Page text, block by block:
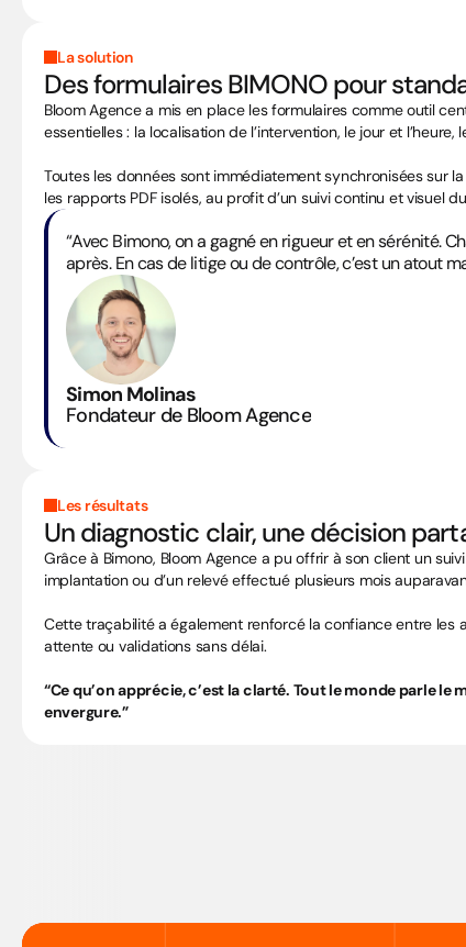
La solution
Des formulaires BIMONO pour
Bloom Agence a mis en place les formulaires comme outil
essentielles : la localisation de l’intervention, le jour et
Toutes les données sont immédiatement synchronisées sur
les rapports PDF isolés, au profit d’un suivi continu et visuel
Simon Molinas
Fondateur de Bloom Agence
“Avec Bimono, on a gagné en rigueur et en sérénité.
après. En cas de litige ou de contrôle, c’est un atout
Les résultats
Un diagnostic clair, une décision
Grâce à Bimono, Bloom Agence a pu offrir à son client un
implantation ou d’un relevé effectué plusieurs mois
Cette traçabilité a également renforcé la confiance entre les
attente ou validations sans délai.
“Ce qu’on apprécie, c’est la clarté. Tout le monde parle
envergure.”